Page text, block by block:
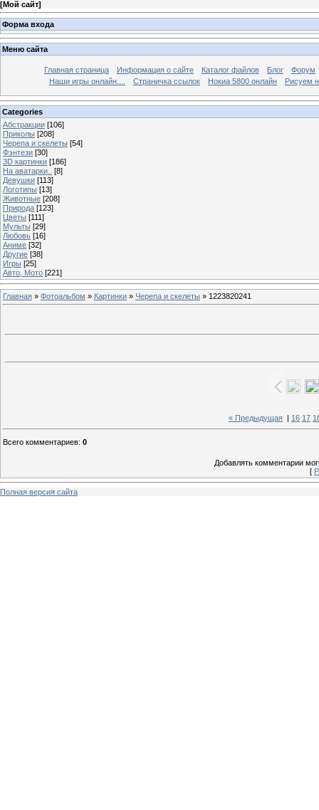
[Мой сайт]
Форма входа
Меню сайта
Главная страница Информация о сайте Каталог файлов Блог
Форум
Наши игры онлайн....
Страничка ссылок Нокиа 5800 онлайн Рисуем
Categories
Абстракции [106]
Приколы [208]
Черепа и скелеты [54]
Фэнтези [30]
3D картинки [186]
На аватарки..
[8]
Девушки [113]
Логотипы [13]
Животные [208]
Природа [123]
Цветы [111]
Мульты [29]
Любовь [16]
Аниме [32]
Другие [38]
Игры [25]
Авто, Мото [221]
Главная » Фотоальбом » Картинки » Черепа и скелеты » 1223820241
« Предыдущая 16 17
Всего комментариев: 0
Добавлять комментарии
[
Полная версия сайта